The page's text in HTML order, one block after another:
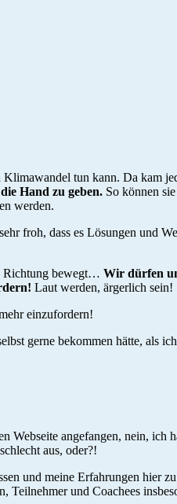
Klimawandel tun kann. Da kam
Hand zu geben. So können
werden.
froh, dass es Lösungen und
Richtung bewegt… Wir dürfen
Laut werden, ärgerlich sein!
einzufordern!
gerne bekommen hätte, als
Webseite angefangen, nein, ich
aus, oder?!
und meine Erfahrungen hier
und Coachees